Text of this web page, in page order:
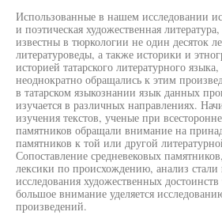
Использованные в нашем исследовании
и поэтическая художественная
известны в тюркологии не один десяток
литературоведы, а также историки и
историей татарского литературного
неоднократно обращались к этим
в татарском языкознании язык данных
изучается в различных направлениях.
изучения текстов, ученые при
памятников обращали внимание на
памятников к той или другой
Сопоставление средневековых
лексики по происхождению, анализ стали
исследования художественных
большое внимание уделяется
произведений.